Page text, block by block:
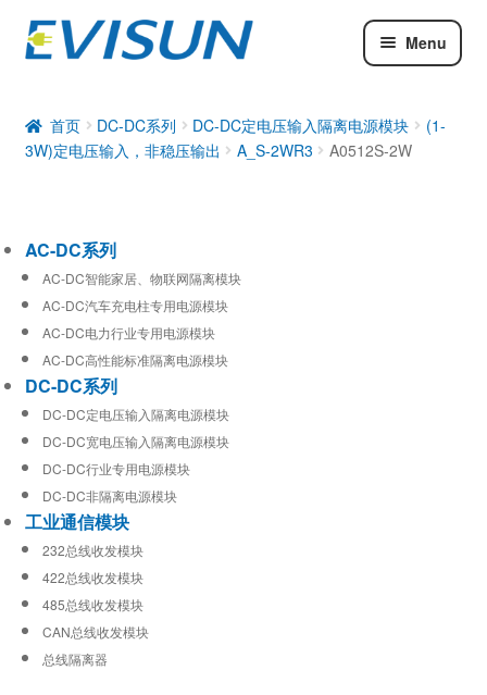
Menu
DC-DC系列
工业通信模块
首页 DC-DC系列 DC-DC定电压输入隔离电源模块
(1-
3W)定电压输入，非稳压输出
A_S-2WR3 A0512S-2W
AC-DC系列
AC-DC智能家居、物联网隔离模块
AC-DC汽车充电柱专用电源模块
AC-DC电力行业专用电源模块
AC-DC高性能标准隔离电源模块
DC-DC系列
DC-DC定电压输入隔离电源模块
DC-DC宽电压输入隔离电源模块
DC-DC行业专用电源模块
DC-DC非隔离电源模块
工业通信模块
232总线收发模块
422总线收发模块
485总线收发模块
CAN总线收发模块
总线隔离器